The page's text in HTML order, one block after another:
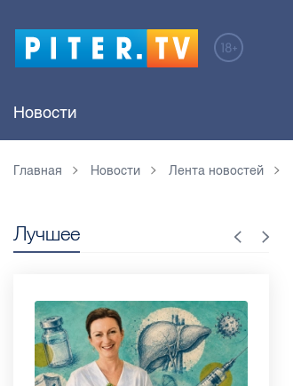
Новости
Главная Новости Лента новостей
Лучшее